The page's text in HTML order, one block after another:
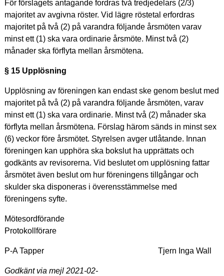
För förslagets antagande fordras två tredjedelars (2/3)
majoritet av avgivna röster. Vid lägre röstetal erfordras
majoritet på två (2) på varandra följande årsmöten varav
minst ett (1) ska vara ordinarie årsmöte. Minst två (2)
månader ska förflyta mellan årsmötena.
§ 15 Upplösning
Upplösning av föreningen kan endast ske genom beslut med
majoritet på två (2) på varandra följande årsmöten, varav
minst ett (1) ska vara ordinarie. Minst två (2) månader ska
förflyta mellan årsmötena. Förslag härom sänds in minst sex
(6) veckor före årsmötet. Styrelsen avger utlåtande. Innan
föreningen kan upphöra ska bokslut ha upprättats och
godkänts av revisorerna. Vid beslutet om upplösning fattar
årsmötet även beslut om hur föreningens tillgångar och
skulder ska disponeras i överensstämmelse med
föreningens syfte.
Mötesordförande
Protokollförare
P-A Tapper Tjern Inga Wall
Godkänt via mejl 2021-02-